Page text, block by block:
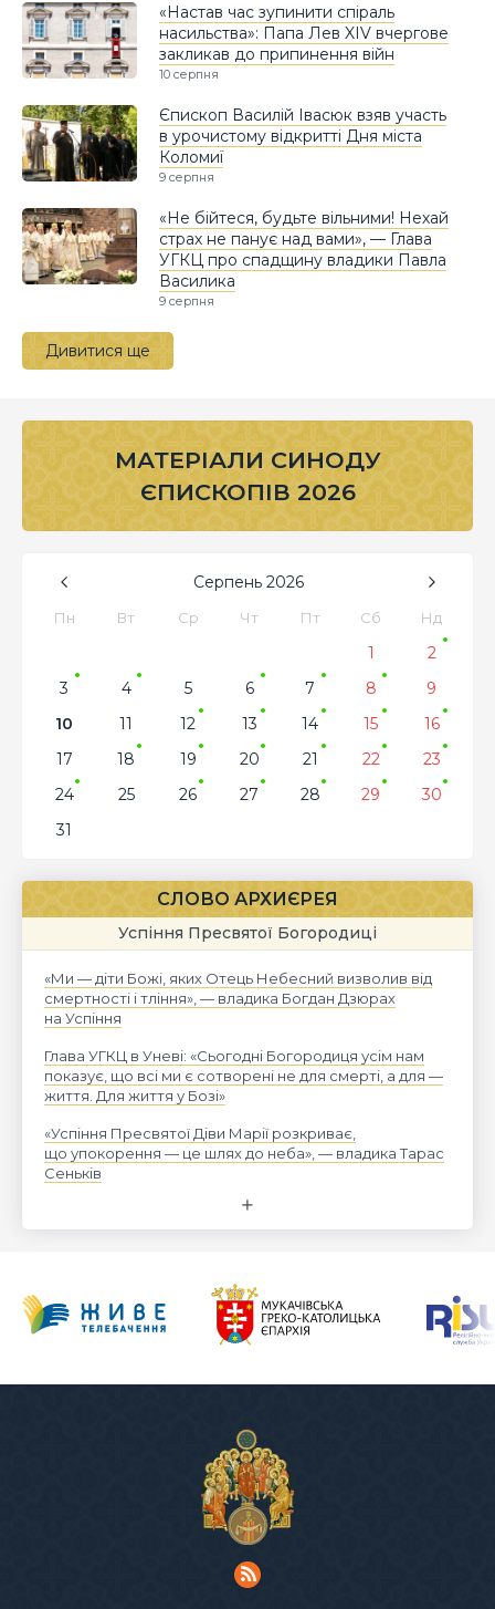
«Настав час зупинити спіраль
насильства»: Папа Лев XIV вчергове
закликав до припинення війн
10 серпня
Єпископ Василій Івасюк взяв участь
в урочистому відкритті Дня міста
Коломиї
9 серпня
«Не бійтеся, будьте вільними! Нехай
страх не панує над вами», — Глава
УГКЦ про спадщину владики Павла
Василика
9 серпня
Дивитися ще
МАТЕРІАЛИ СИНОДУ
ЄПИСКОПІВ 2026
Серпень 2026
Пн Вт Ср Чт Пт Сб Нд
1
2
3
4 5 6 7 8
9
10
11 12 13 14 15
16
17
18 19 20 21 22
23
24
25 26 27 28 29
30
31
СЛОВО АРХИЄРЕЯ
Успіння Пресвятої Богородиці
«Ми — діти Божі, яких Отець Небесний визволив від
смертності і тління», — владика Богдан Дзюрах
на Успіння
Глава УГКЦ в Уневі: «Сьогодні Богородиця усім нам
показує, що всі ми є сотворені не для смерті, а для —
життя. Для життя у Бозі»
«Успіння Пресвятої Діви Марії розкриває,
що упокорення — це шлях до неба», — владика Тарас
Сеньків